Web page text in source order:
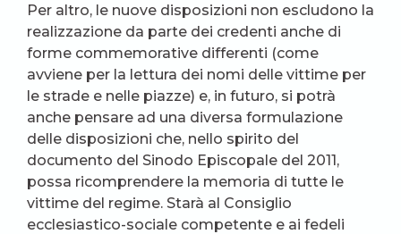
Per altro, le nuove disposizioni non escludono la
realizzazione da parte dei credenti anche di
forme commemorative differenti (come
avviene per la lettura dei nomi delle vittime per
le strade e nelle piazze) e, in futuro, si potrà
anche pensare ad una diversa formulazione
delle disposizioni che, nello spirito del
documento del Sinodo Episcopale del 2011,
possa ricomprendere la memoria di tutte le
vittime del regime. Starà al Consiglio
ecclesiastico-sociale competente e ai fedeli